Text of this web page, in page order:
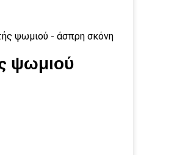
ψωμιού - άσπρη σκόνη
ψωμιού